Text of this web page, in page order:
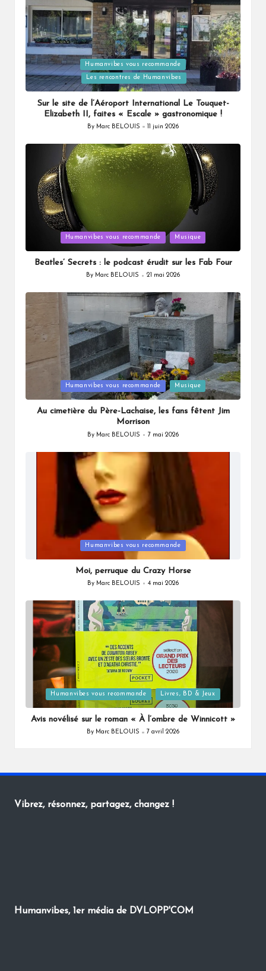
Posted
in
Humanvibes vous recommande
Les rencontres de Humanvibes
Sur le site de l’Aéroport International Le Touquet-
Elizabeth II, faites « Escale » gastronomique !
Posted
By Marc BELOUIS 11 juin 2026
in
Humanvibes vous recommande Musique
Beatles’ Secrets : le podcast érudit sur les Fab Four
Posted
By Marc BELOUIS 21 mai 2026
in
Humanvibes vous recommande Musique
Au cimetière du Père-Lachaise, les fans fêtent Jim
Morrison
Posted
By Marc BELOUIS 7 mai 2026
in
Humanvibes vous recommande
Moi, perruque du Crazy Horse
Posted
By Marc BELOUIS 4 mai 2026
Posted
in
Humanvibes vous recommande Livres, BD & Jeux
Avis novélisé sur le roman « À l’ombre de Winnicott »
Posted
By Marc BELOUIS 7 avril 2026
Vibrez, résonnez, partagez, changez !
Humanvibes, 1er média de DVLOPP'COM